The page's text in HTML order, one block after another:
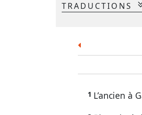
TRADUCTIONS
La Bible - Traduction J. N.
1 L’ancien à